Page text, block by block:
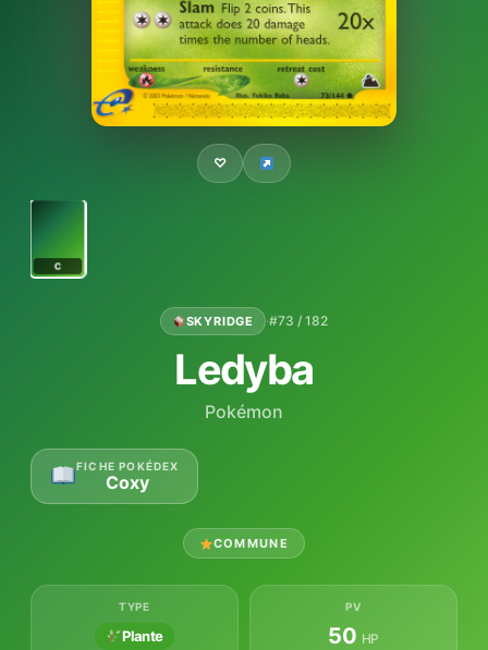
♡
C
SKYRIDGE ·#73 / 182
Ledyba
Pokémon
FICHE POKÉDEX
Coxy
COMMUNE
TYPE
Plante
PV
50 HP